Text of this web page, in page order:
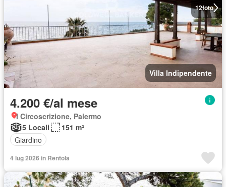
12foto
Villa Indipendente
4.200 €/al mese
I Circoscrizione, Palermo
5 Locali
151 m²
Giardino
4 lug 2026 in Rentola